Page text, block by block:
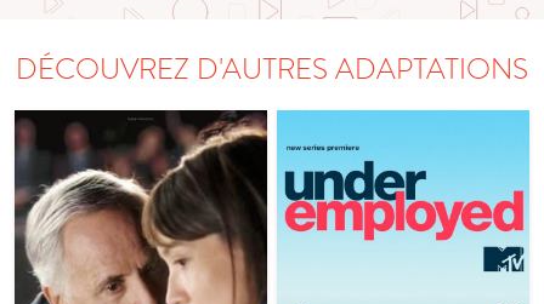
DÉCOUVREZ D'AUTRES ADAPTATIONS